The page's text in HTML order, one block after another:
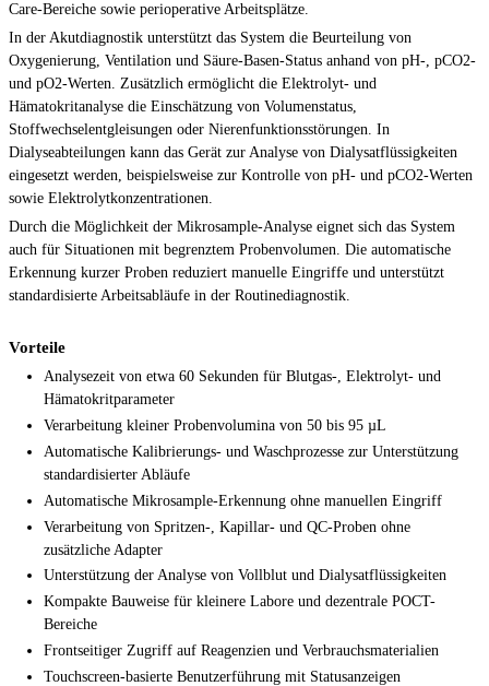
Care-Bereiche sowie perioperative Arbeitsplätze.
In der Akutdiagnostik unterstützt das System die Beurteilung von
Oxygenierung, Ventilation und Säure-Basen-Status anhand von pH-, pCO2-
und pO2-Werten. Zusätzlich ermöglicht die Elektrolyt- und
Hämatokritanalyse die Einschätzung von Volumenstatus,
Stoffwechselentgleisungen oder Nierenfunktionsstörungen. In
Dialyseabteilungen kann das Gerät zur Analyse von Dialysatflüssigkeiten
eingesetzt werden, beispielsweise zur Kontrolle von pH- und pCO2-Werten
sowie Elektrolytkonzentrationen.
Durch die Möglichkeit der Mikrosample-Analyse eignet sich das System
auch für Situationen mit begrenztem Probenvolumen. Die automatische
Erkennung kurzer Proben reduziert manuelle Eingriffe und unterstützt
standardisierte Arbeitsabläufe in der Routinediagnostik.
Vorteile
Analysezeit von etwa 60 Sekunden für Blutgas-, Elektrolyt- und
Hämatokritparameter
Verarbeitung kleiner Probenvolumina von 50 bis 95 µL
Automatische Kalibrierungs- und Waschprozesse zur Unterstützung
standardisierter Abläufe
Automatische Mikrosample-Erkennung ohne manuellen Eingriff
Verarbeitung von Spritzen-, Kapillar- und QC-Proben ohne
zusätzliche Adapter
Unterstützung der Analyse von Vollblut und Dialysatflüssigkeiten
Kompakte Bauweise für kleinere Labore und dezentrale POCT-
Bereiche
Frontseitiger Zugriff auf Reagenzien und Verbrauchsmaterialien
Touchscreen-basierte Benutzerführung mit Statusanzeigen